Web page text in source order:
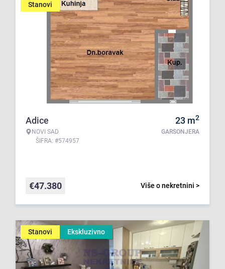
Stanovi
Adice
NOVI SAD
ŠIFRA: #574957
23 m2
GARSONJERA
Više o nekretnini >
€47.380
Stanovi Ekskluzivno